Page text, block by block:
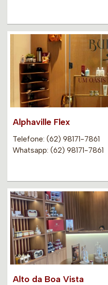
Alphaville Flex
Telefone: (62) 98171-7861
Whatsapp: (62) 98171-7861
Alto da Boa Vista